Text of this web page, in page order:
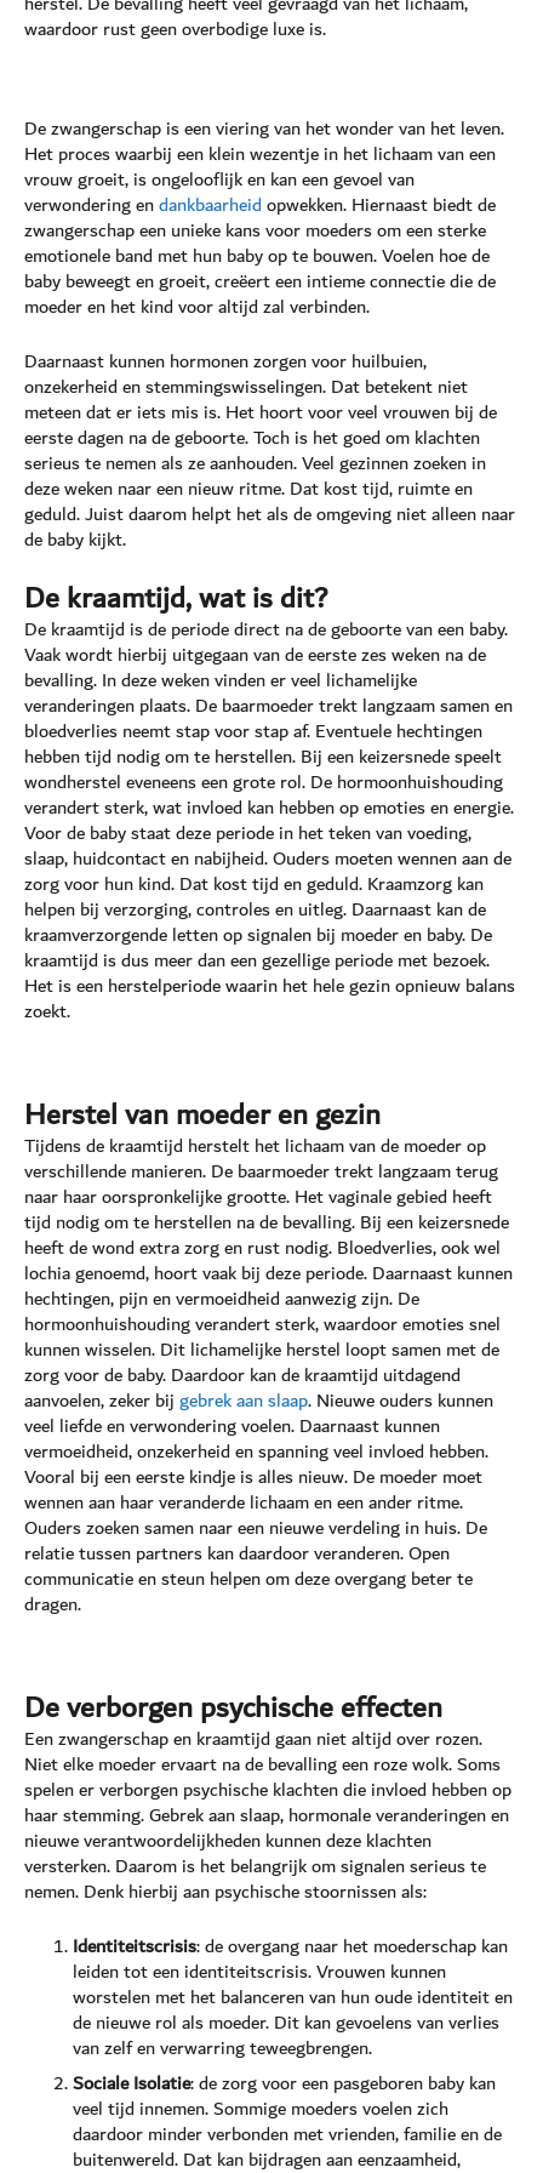
waardoor rust geen overbodige luxe is.
De zwangerschap is een viering van het wonder van het leven.
Het proces waarbij een klein wezentje in het lichaam van een
vrouw groeit, is ongelooflijk en kan een gevoel van
verwondering endankbaarheidopwekken. Hiernaast biedt de
zwangerschap een unieke kans voor moeders om een sterke
emotionele band met hun baby op te bouwen. Voelen hoe de
baby beweegt en groeit, creëert een intieme connectie die de
moeder en het kind voor altijd zal verbinden.
Daarnaast kunnen hormonen zorgen voor huilbuien,
onzekerheid en stemmingswisselingen. Dat betekent niet
meteen dat er iets mis is. Het hoort voor veel vrouwen bij de
eerste dagen na de geboorte. Toch is het goed om klachten
serieus te nemen als ze aanhouden. Veel gezinnen zoeken in
deze weken naar een nieuw ritme. Dat kost tijd, ruimte en
geduld. Juist daarom helpt het als de omgeving niet alleen naar
de baby kijkt.
De kraamtijd, wat is dit?
De kraamtijd is de periode direct na de geboorte van een baby.
Vaak wordt hierbij uitgegaan van de eerste zes weken na de
bevalling. In deze weken vinden er veel lichamelijke
veranderingen plaats. De baarmoeder trekt langzaam samen en
bloedverlies neemt stap voor stap af. Eventuele hechtingen
hebben tijd nodig om te herstellen. Bij een keizersnede speelt
wondherstel eveneens een grote rol. De hormoonhuishouding
verandert sterk, wat invloed kan hebben op emoties en energie.
Voor de baby staat deze periode in het teken van voeding,
slaap, huidcontact en nabijheid. Ouders moeten wennen aan de
zorg voor hun kind. Dat kost tijd en geduld. Kraamzorg kan
helpen bij verzorging, controles en uitleg. Daarnaast kan de
kraamverzorgende letten op signalen bij moeder en baby. De
kraamtijd is dus meer dan een gezellige periode met bezoek.
Het is een herstelperiode waarin het hele gezin opnieuw balans
zoekt.
Herstel van moeder en gezin
Tijdens de kraamtijd herstelt het lichaam van de moeder op
verschillende manieren. De baarmoeder trekt langzaam terug
naar haar oorspronkelijke grootte. Het vaginale gebied heeft
tijd nodig om te herstellen na de bevalling. Bij een keizersnede
heeft de wond extra zorg en rust nodig. Bloedverlies, ook wel
lochia genoemd, hoort vaak bij deze periode. Daarnaast kunnen
hechtingen, pijn en vermoeidheid aanwezig zijn. De
hormoonhuishouding verandert sterk, waardoor emoties snel
kunnen wisselen. Dit lichamelijke herstel loopt samen met de
zorg voor de baby. Daardoor kan de kraamtijd uitdagend
aanvoelen, zeker bijgebrek aan slaap. Nieuwe ouders kunnen
veel liefde en verwondering voelen. Daarnaast kunnen
vermoeidheid, onzekerheid en spanning veel invloed hebben.
Vooral bij een eerste kindje is alles nieuw. De moeder moet
wennen aan haar veranderde lichaam en een ander ritme.
Ouders zoeken samen naar een nieuwe verdeling in huis. De
relatie tussen partners kan daardoor veranderen. Open
communicatie en steun helpen om deze overgang beter te
dragen.
De verborgen psychische effecten
Een zwangerschap en kraamtijd gaan niet altijd over rozen.
Niet elke moeder ervaart na de bevalling een roze wolk. Soms
spelen er verborgen psychische klachten die invloed hebben op
haar stemming. Gebrek aan slaap, hormonale veranderingen en
nieuwe verantwoordelijkheden kunnen deze klachten
versterken. Daarom is het belangrijk om signalen serieus te
nemen. Denk hierbij aan psychische stoornissen als:
Identiteitscrisis: de overgang naar het moederschap kan
leiden tot een identiteitscrisis. Vrouwen kunnen
worstelen met het balanceren van hun oude identiteit en
de nieuwe rol als moeder. Dit kan gevoelens van verlies
van zelf en verwarring teweegbrengen.
Sociale Isolatie: de zorg voor een pasgeboren baby kan
veel tijd innemen. Sommige moeders voelen zich
daardoor minder verbonden met vrienden, familie en de
buitenwereld. Dat kan bijdragen aan eenzaamheid,